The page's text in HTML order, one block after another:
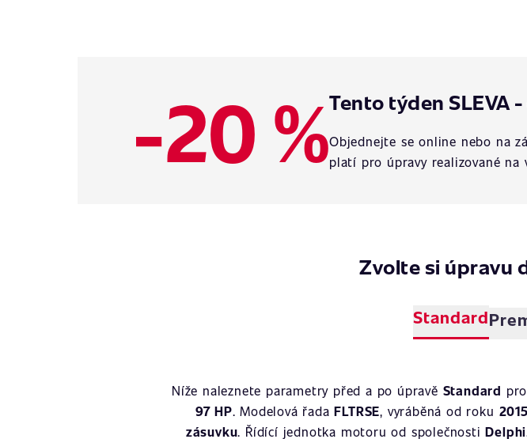
-20 %Tento týden SLEVA
Objednejte se online nebo na
platí pro úpravy realizované na
Zvolte si úpravu
Standard
Níže naleznete parametry před a po úpravě Standard
97 HP. Modelová řadaFLTRSE, vyráběná od roku 2015
zásuvku. Řídící jednotka motoru od společnostiDelphi